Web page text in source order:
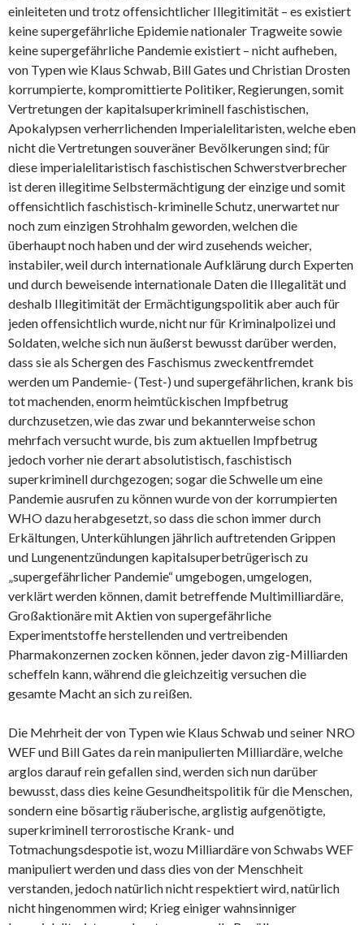
einleiteten und trotz offensichtlicher Illegitimität – es existiert
keine supergefährliche Epidemie nationaler Tragweite sowie
keine supergefährliche Pandemie existiert – nicht aufheben,
von Typen wie Klaus Schwab, Bill Gates und Christian Drosten
korrumpierte, kompromittierte Politiker, Regierungen, somit
Vertretungen der kapitalsuperkriminell faschistischen,
Apokalypsen verherrlichenden Imperialelitaristen, welche eben
nicht die Vertretungen souveräner Bevölkerungen sind; für
diese imperialelitaristisch faschistischen Schwerstverbrecher
ist deren illegitime Selbstermächtigung der einzige und somit
offensichtlich faschistisch-kriminelle Schutz, unerwartet nur
noch zum einzigen Strohhalm geworden, welchen die
überhaupt noch haben und der wird zusehends weicher,
instabiler, weil durch internationale Aufklärung durch Experten
und durch beweisende internationale Daten die Illegalität und
deshalb Illegitimität der Ermächtigungspolitik aber auch für
jeden offensichtlich wurde, nicht nur für Kriminalpolizei und
Soldaten, welche sich nun äußerst bewusst darüber werden,
dass sie als Schergen des Faschismus zweckentfremdet
werden um Pandemie- (Test-) und supergefährlichen, krank bis
tot machenden, enorm heimtückischen Impfbetrug
durchzusetzen, wie das zwar und bekannterweise schon
mehrfach versucht wurde, bis zum aktuellen Impfbetrug
jedoch vorher nie derart absolutistisch, faschistisch
superkriminell durchgezogen; sogar die Schwelle um eine
Pandemie ausrufen zu können wurde von der korrumpierten
WHO dazu herabgesetzt, so dass die schon immer durch
Erkältungen, Unterkühlungen jährlich auftretenden Grippen
und Lungenentzündungen kapitalsuperbetrügerisch zu
„supergefährlicher Pandemie“ umgebogen, umgelogen,
verklärt werden können, damit betreffende Multimilliardäre,
Großaktionäre mit Aktien von supergefährliche
Experimentstoffe herstellenden und vertreibenden
Pharmakonzernen zocken können, jeder davon zig-Milliarden
scheffeln kann, während die gleichzeitig versuchen die
gesamte Macht an sich zu reißen.
Die Mehrheit der von Typen wie Klaus Schwab und seiner NRO
WEF und Bill Gates da rein manipulierten Milliardäre, welche
arglos darauf rein gefallen sind, werden sich nun darüber
bewusst, dass dies keine Gesundheitspolitik für die Menschen,
sondern eine bösartig räuberische, arglistig aufgenötigte,
superkriminell terrorostische Krank- und
Totmachungsdespotie ist, wozu Milliardäre von Schwabs WEF
manipuliert werden und dass dies von der Menschheit
verstanden, jedoch natürlich nicht respektiert wird, natürlich
nicht hingenommen wird; Krieg einiger wahnsinniger